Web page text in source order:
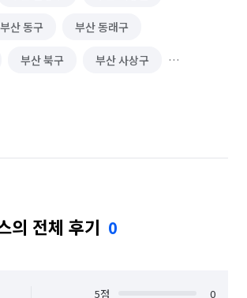
부산 동구 부산 동래구
부산 북구 부산 사상구
의 전체 후기 0
5점
0